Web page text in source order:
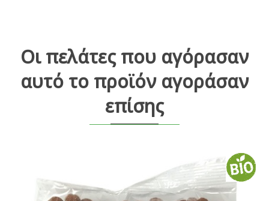
Οι πελάτες που αγόρασαν
αυτό το προϊόν αγοράσαν
επίσης